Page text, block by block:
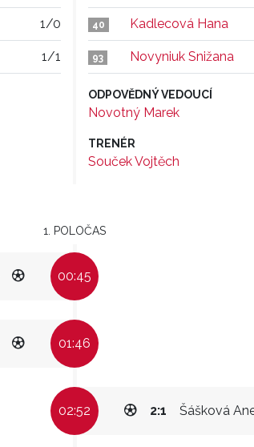
1/0
1/1
40 Kadlecová Hana
93 Novyniuk Snižana
ODPOVĚDNÝ VEDOUCÍ
Novotný Marek
TRENÉR
Souček Vojtěch
1. POLOČAS
00:45
01:46
02:52 Šášková
2:1